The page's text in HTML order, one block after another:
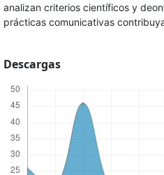
analizan criterios científicos y
prácticas comunicativas
Descargas